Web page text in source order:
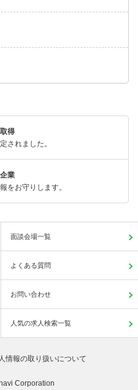
得
されました。
業
をお守りします。
面談会場一覧
よくある質問
お問い合わせ
人気の求人検索一覧
情報の取り扱いについて
Corporation